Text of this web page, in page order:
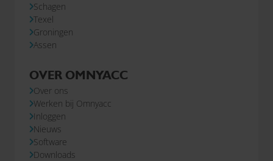
Schagen
Texel
Groningen
Assen
OVER OMNYACC
Over ons
Werken bij Omnyacc
Inloggen
Nieuws
Software
Downloads